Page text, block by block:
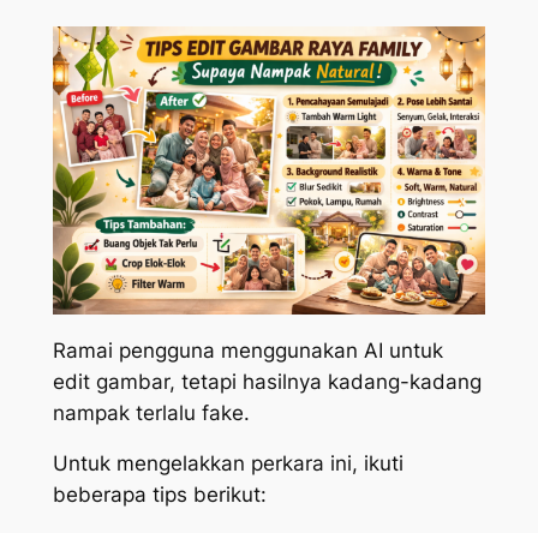
Ramai pengguna menggunakan AI untuk
edit gambar, tetapi hasilnya kadang-kadang
nampak terlalu fake.
Untuk mengelakkan perkara ini, ikuti
beberapa tips berikut: